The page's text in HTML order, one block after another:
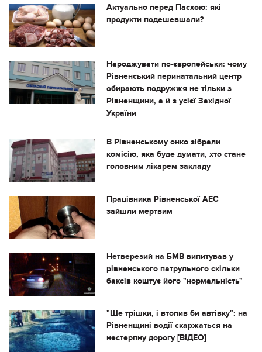
Актуально перед Пасхою: які
продукти подешевшали?
Народжувати по-європейськи: чому
Рівненський перинатальний центр
обирають подружжя не тільки з
Рівненщини, а й з усієї Західної
України
В Рівненському онко зібрали
комісію, яка буде думати, хто стане
головним лікарем закладу
Працівника Рівненської АЕС
зайшли мертвим
Нетверезий на БМВ випитував у
рівненського патрульного скільки
баксів коштує його "нормальність"
"Ще трішки, і втопив би автівку": на
Рівненщині водії скаржаться на
нестерпну дорогу [ВІДЕО]